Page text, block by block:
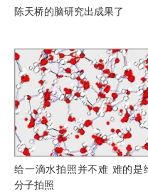
陈天桥的脑研究出成果了
给一滴水拍照并不难 难的是
分子拍照